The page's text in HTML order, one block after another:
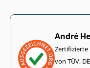
André
Zertifizierte
von TÜV,